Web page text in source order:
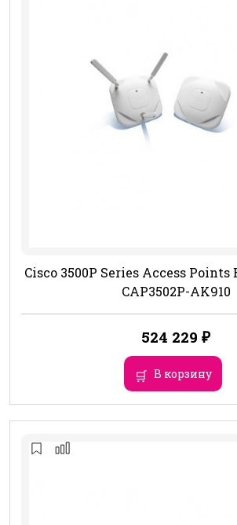
Cisco 3500P Series Access Points
CAP3502P-AK910
524 229 ₽
В корзину